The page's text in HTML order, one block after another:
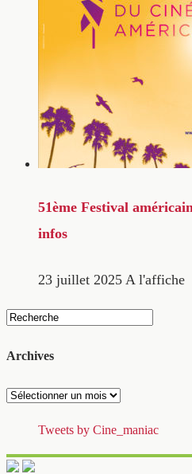
51ème Festival
infos
23 juillet 2025 A l'affiche
Archives
Archives
Tweets by Cine_maniac